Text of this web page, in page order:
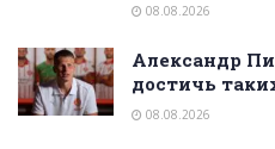
08.08.2026
Александр
достичь
08.08.2026